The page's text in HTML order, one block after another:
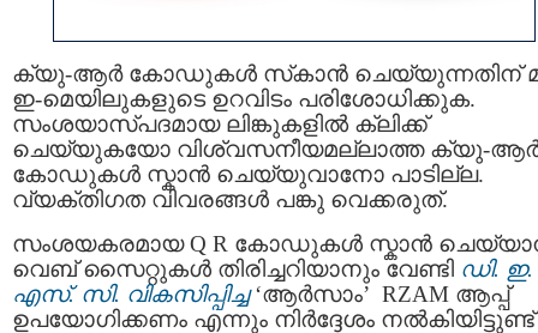
ക്യു-ആർ കോഡുകൾ സ്‌കാൻ ചെയ്യുന്നതിന്
ഇ-മെയിലുകളുടെ ഉറവിടം പരിശോധിക്കുക.
സംശയാസ്പദമായ ലിങ്കുകളിൽ ക്ലിക്ക്
ചെയ്യുകയോ വിശ്വസനീയമല്ലാത്ത ക്യു-
കോഡുകൾ സ്കാൻ ചെയ്യുവാനോ പാടില്ല.
വ്യക്തിഗത വിവരങ്ങൾ പങ്കു വെക്കരുത്.
സംശയകരമായ Q R കോഡുകൾ സ്കാൻ
വെബ് സൈറ്റുകൾ തിരിച്ചറിയാനും വേണ്ടി ഡി. ഇ.
എസ്. സി. വികസിപ്പിച്ച ‘ആർസാം’ RZAM ആപ്പ്
ഉപയോഗിക്കണം എന്നും നിർദ്ദേശം നൽകിയിട്ടുണ്ട്